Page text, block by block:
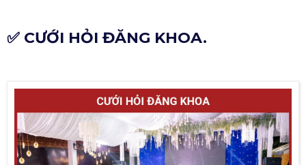
✅ CƯỚI HỎI ĐĂNG KHOA.